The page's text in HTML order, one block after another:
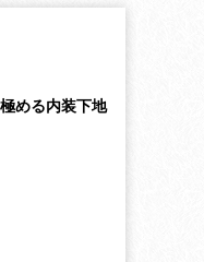
める内装下地